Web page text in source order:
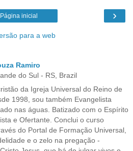
›
Página inicial
para a web
Ramiro
do Sul - RS, Brazil
da Igreja Universal do Reino de
1998, sou também Evangelista
nas águas. Batizado com o Espírito
e Ofertante. Conclui o curso
do Portal de Formação Universal,
e o zelo na pregação -